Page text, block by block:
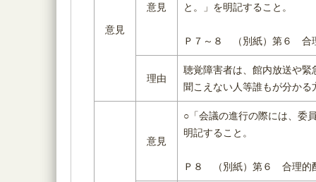
意見
意見
と。」を明記すること。
Ｐ７～８ （別紙）第６ 合
理由
聴覚障害者は、館内放送や
聞こえない人等誰もが分か
意見
○「会議の進行の際には、委
明記すること。
Ｐ８ （別紙）第６ 合理的